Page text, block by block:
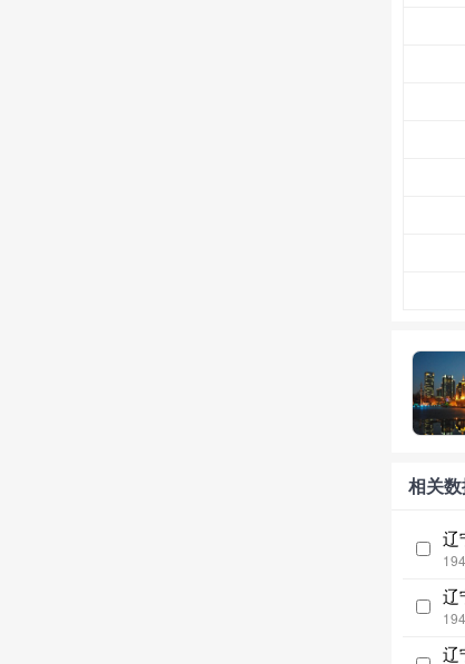
相关
辽
辽
辽